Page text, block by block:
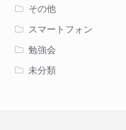
その他
スマートフォン
勉強会
未分類